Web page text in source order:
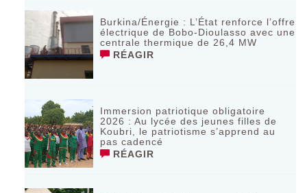
Burkina/Énergie : L’État renforce l’offre
électrique de Bobo-Dioulasso avec une
centrale thermique de 26,4 MW
RÉAGIR
Immersion patriotique obligatoire
2026 : Au lycée des jeunes filles de
Koubri, le patriotisme s’apprend au
pas cadencé
RÉAGIR